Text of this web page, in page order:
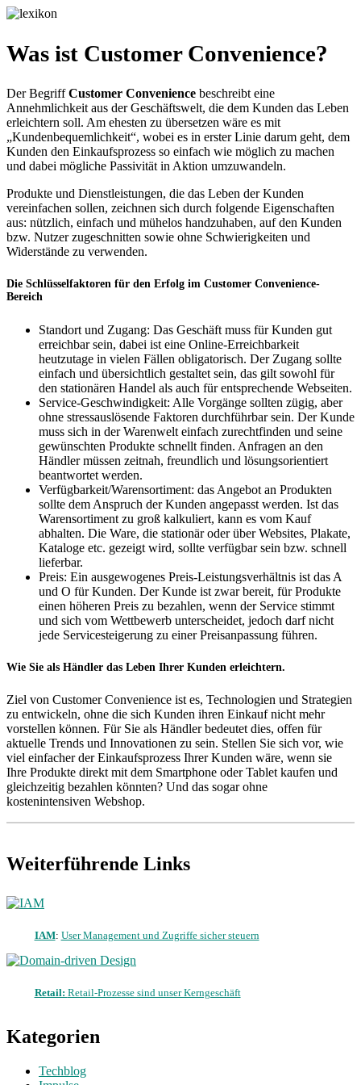
Was ist Customer Convenience?
Der BegriffCustomer Convenience beschreibt eine
Annehmlichkeit aus der Geschäftswelt, die dem Kunden das Leben
erleichtern soll. Am ehesten zu übersetzen wäre es mit
„Kundenbequemlichkeit“, wobei es in erster Linie darum geht, dem
Kunden den Einkaufsprozess so einfach wie möglich zu machen
und dabei mögliche Passivität in Aktion umzuwandeln.
Produkte und Dienstleistungen, die das Leben der Kunden
vereinfachen sollen, zeichnen sich durch folgende Eigenschaften
aus: nützlich, einfach und mühelos handzuhaben, auf den Kunden
bzw. Nutzer zugeschnitten sowie ohne Schwierigkeiten und
Widerstände zu verwenden.
Die Schlüsselfaktoren für den Erfolg im Customer Convenience-
Bereich
Standort und Zugang: Das Geschäft muss für Kunden gut
erreichbar sein, dabei ist eine Online-Erreichbarkeit
heutzutage in vielen Fällen obligatorisch. Der Zugang sollte
einfach und übersichtlich gestaltet sein, das gilt sowohl für
den stationären Handel als auch für entsprechende Webseiten.
Service-Geschwindigkeit: Alle Vorgänge sollten zügig, aber
ohne stressauslösende Faktoren durchführbar sein. Der Kunde
muss sich in der Warenwelt einfach zurechtfinden und seine
gewünschten Produkte schnellt finden. Anfragen an den
Händler müssen zeitnah, freundlich und lösungsorientiert
beantwortet werden.
Verfügbarkeit/Warensortiment: das Angebot an Produkten
sollte dem Anspruch der Kunden angepasst werden. Ist das
Warensortiment zu groß kalkuliert, kann es vom Kauf
abhalten. Die Ware, die stationär oder über Websites, Plakate,
Kataloge etc. gezeigt wird, sollte verfügbar sein bzw. schnell
lieferbar.
Preis: Ein ausgewogenes Preis-Leistungsverhältnis ist das A
und O für Kunden. Der Kunde ist zwar bereit, für Produkte
einen höheren Preis zu bezahlen, wenn der Service stimmt
und sich vom Wettbewerb unterscheidet, jedoch darf nicht
jede Servicesteigerung zu einer Preisanpassung führen.
Wie Sie als Händler das Leben Ihrer Kunden erleichtern.
Ziel von Customer Convenience ist es, Technologien und Strategien
zu entwickeln, ohne die sich Kunden ihren Einkauf nicht mehr
vorstellen können. Für Sie als Händler bedeutet dies, offen für
aktuelle Trends und Innovationen zu sein. Stellen Sie sich vor, wie
viel einfacher der Einkaufsprozess Ihrer Kunden wäre, wenn sie
Ihre Produkte direkt mit dem Smartphone oder Tablet kaufen und
gleichzeitig bezahlen könnten? Und das sogar ohne
kostenintensiven Webshop.
Weiterführende Links
IAM: User Management und Zugriffe sicher steuern
Retail: Retail-Prozesse sind unser Kerngeschäft
Kategorien
Techblog